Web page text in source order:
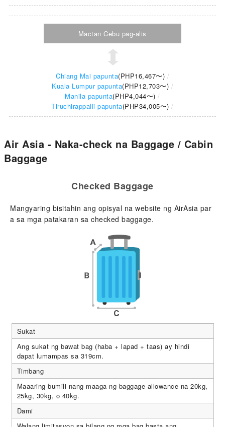
Mactan Cebu pag-alis
Chiang Mai papunta(PHP16,467〜)
Kuala Lumpur papunta(PHP12,703〜)
Manila papunta(PHP4,044〜)
Tiruchirappalli papunta(PHP34,005〜)
Air Asia - Naka-check na Baggage / Cabin
Baggage
Checked Baggage
Mangyaring bisitahin ang opisyal na website ng AirAsia par
a sa mga patakaran sa checked baggage.
Sukat
Ang sukat ng bawat bag (haba + lapad + taas) ay hindi
dapat lumampas sa 319cm.
Timbang
Maaaring bumili nang maaga ng baggage allowance na 20kg,
25kg, 30kg, o 40kg.
Dami